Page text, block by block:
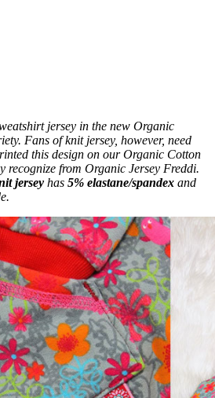
jersey in the new Organic
Fans of knit jersey, however, need
this design on our Organic Cotton
recognize from Organic Jersey Freddi.
jersey has 5% elastane/spandex and